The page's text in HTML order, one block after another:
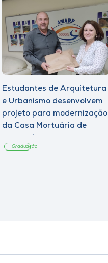
Estudantes de Arquitetura
e Urbanismo desenvolvem
projeto para modernização
da Casa Mortuária de
Graduação